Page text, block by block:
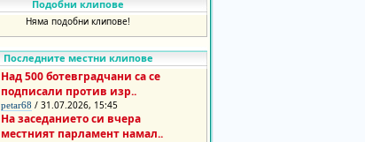
Подобни клипове
Няма подобни клипове!
Последните местни клипове
Над 500 ботевградчани са се
подписали против изр..
petar68 / 31.07.2026, 15:45
На заседанието си вчера
местният парламент намал..